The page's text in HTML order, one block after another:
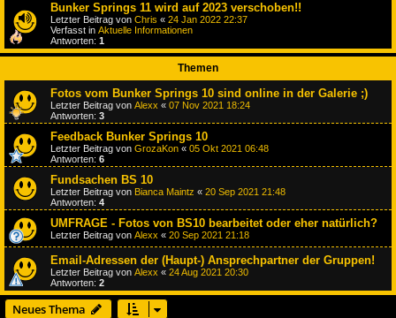
Bunker Springs 11 wird auf 2023 verschoben!!
Letzter Beitrag von Chris « 24 Jan 2022 22:37
Verfasst in Aktuelle Informationen
Antworten: 1
Themen
Fotos vom Bunker Springs 10 sind online in der Galerie ;)
Letzter Beitrag von Alexx « 07 Nov 2021 18:24
Antworten: 3
Feedback Bunker Springs 10
Letzter Beitrag von GrozaKon « 05 Okt 2021 06:48
Antworten: 6
Fundsachen BS 10
Letzter Beitrag von Bianca Maintz « 20 Sep 2021 21:48
Antworten: 4
UMFRAGE - Fotos von BS10 bearbeitet oder eher natürlich?
Letzter Beitrag von Alexx « 20 Sep 2021 21:18
Email-Adressen der (Haupt-) Ansprechpartner der Gruppen!
Letzter Beitrag von Alexx « 24 Aug 2021 20:30
Antworten: 2
Neues Thema